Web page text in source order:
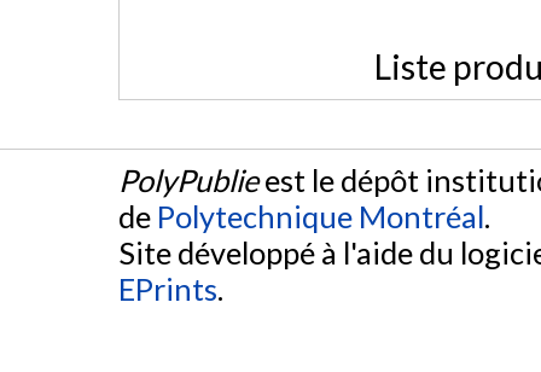
Liste
PolyPublieest le dépôt
de Polytechnique Montréal.
Site développé à l'aide du
EPrints.